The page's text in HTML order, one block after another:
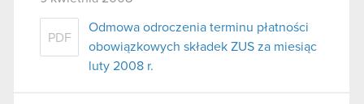
PDF
Odmowa odroczenia terminu płatności
obowiązkowych składek ZUS za miesiąc
luty 2008 r.